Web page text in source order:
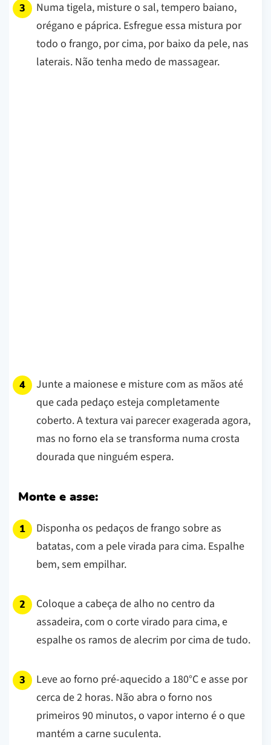
Numa tigela, misture o sal, tempero baiano,
orégano e páprica. Esfregue essa mistura por
todo o frango, por cima, por baixo da pele, nas
laterais. Não tenha medo de massagear.
Junte a maionese e misture com as mãos até
que cada pedaço esteja completamente
coberto. A textura vai parecer exagerada agora,
mas no forno ela se transforma numa crosta
dourada que ninguém espera.
Monte e asse:
Disponha os pedaços de frango sobre as
batatas, com a pele virada para cima. Espalhe
bem, sem empilhar.
Coloque a cabeça de alho no centro da
assadeira, com o corte virado para cima, e
espalhe os ramos de alecrim por cima de tudo.
Leve ao forno pré-aquecido a 180°C e asse por
cerca de 2 horas. Não abra o forno nos
primeiros 90 minutos, o vapor interno é o que
mantém a carne suculenta.